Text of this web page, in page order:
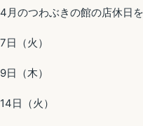
4月のつわぶきの館の店休日
7日（火）
9日（木）
14日（火）